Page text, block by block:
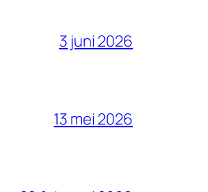
3 juni 2026
13 mei 2026